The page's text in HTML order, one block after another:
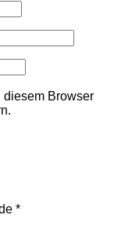
diesem Browser
*